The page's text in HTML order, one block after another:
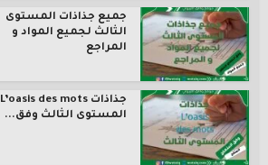
جميع جذاذات المستوى
الثالث لجميع المواد و
المراجع
جذاذات L’oasis des mots
المستوى الثالث وفق...